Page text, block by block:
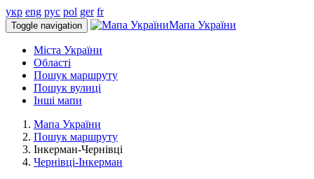
укр eng рус pol ger fr
Toggle navigation Мапа України
Міста України
Області
Пошук маршруту
Пошук вулиці
Інші мапи
Мапа України
Пошук маршруту
Інкерман-Чернівці
Чернівці-Інкерман